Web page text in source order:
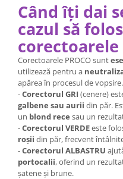
Când îți dai
cazul să
corectoarele
Corectoarele PROCO sunt
utilizează pentru a
apărea în procesul de
-Corectorul GRI (cenere)
galbene sau aurii din păr.
un blond rece sau un
-Corectorul VERDEeste
roșii din păr, frecvent
-Corectorul ALBASTRU
portocalii, oferind un
șatene și brune.